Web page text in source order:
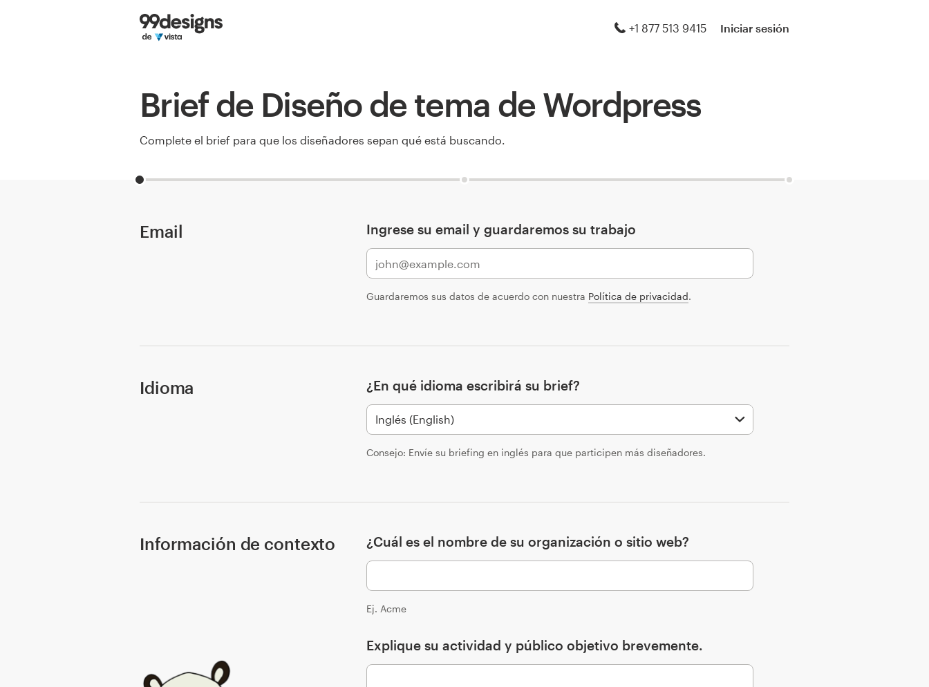
+1 877 513 9415 Iniciar sesión
Brief de Diseño de tema de Wordpress
Complete el brief para que los diseñadores sepan qué está buscando.
Email Ingrese su email y guardaremos su trabajo
Guardaremos sus datos de acuerdo con nuestra Política de privacidad.
Idioma ¿En qué idioma escribirá su brief?
Consejo: Envíe su briefing en inglés para que participen más diseñadores.
Información de contexto ¿Cuál es el nombre de su organización o sitio web?
Ej. Acme
Explique su actividad y público objetivo brevemente.